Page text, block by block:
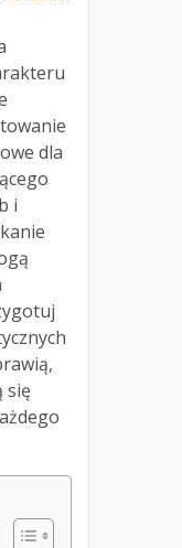
dla
i
się